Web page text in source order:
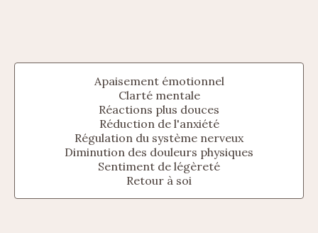
Apaisement émotionnel
Clarté mentale
Réactions plus douces
Réduction de l'anxiété
Régulation du système nerveux
Diminution des douleurs physiques
Sentiment de légèreté
Retour à soi